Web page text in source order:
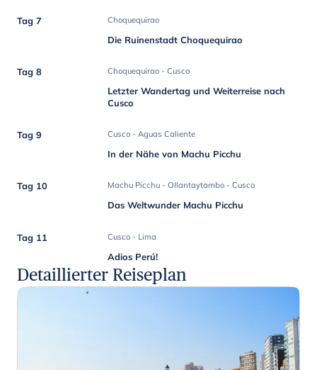
Tag 7 Choquequirao
Die Ruinenstadt Choquequirao
Tag 8 Choquequirao - Cusco
Letzter Wandertag und Weiterreise nach
Cusco
Tag 9 Cusco - Aguas Caliente
In der Nähe von Machu Picchu
Tag 10 Machu Picchu - Ollantaytambo - Cusco
Das Weltwunder Machu Picchu
Tag 11 Cusco - Lima
Adios Perú!
Detaillierter Reiseplan